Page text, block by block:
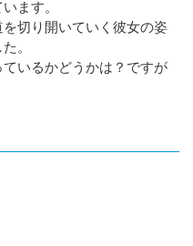
ます。
切り開いていく彼女の姿
。
いるかどうかは？ですが